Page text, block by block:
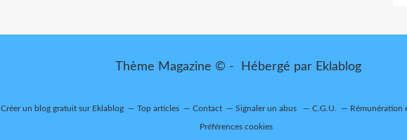
Thème Magazine © - Hébergé par Eklablog
Créer un blog gratuit sur Eklablog Top articles Contact Signaler un abus C.G.U. Rémunération
Préférences cookies